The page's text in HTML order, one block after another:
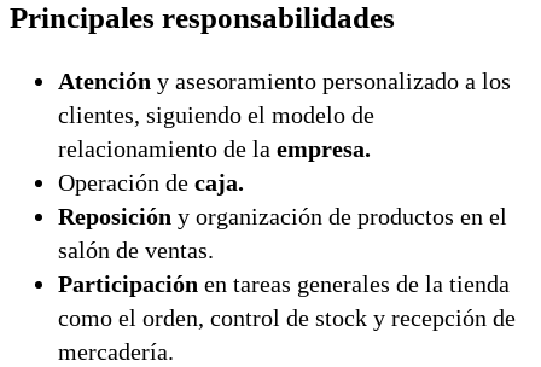
Principales responsabilidades
Atención y asesoramiento personalizado a los
clientes, siguiendo el modelo de
relacionamiento de la empresa.
Operación de caja.
Reposición y organización de productos en el
salón de ventas.
Participación en tareas generales de la tienda
como el orden, control de stock y recepción de
mercadería.